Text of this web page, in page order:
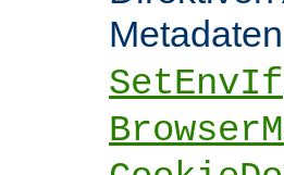
SetEnvIf